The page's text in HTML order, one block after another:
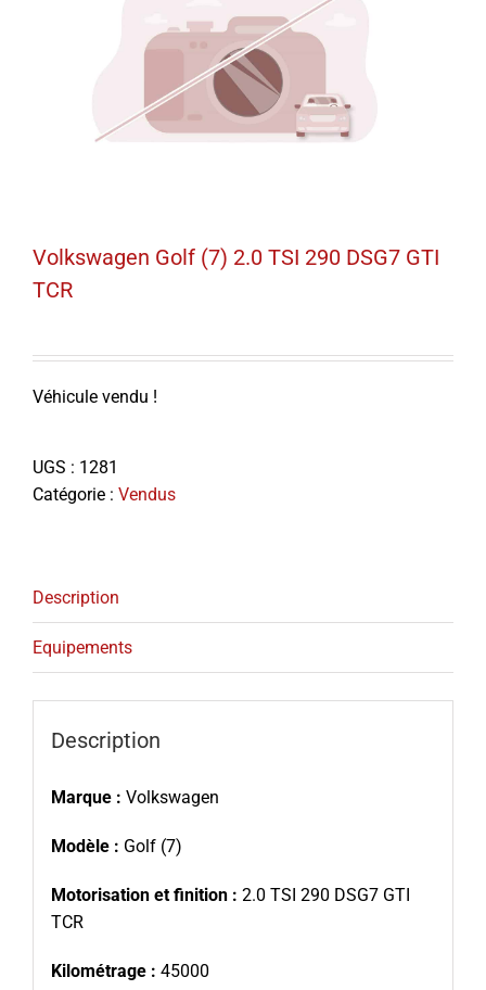
Volkswagen Golf (7) 2.0 TSI 290 DSG7 GTI
TCR
Véhicule vendu !
UGS : 1281
Catégorie : Vendus
Description
Equipements
Description
Marque : Volkswagen
Modèle : Golf (7)
Motorisation et finition : 2.0 TSI 290 DSG7 GTI
TCR
Kilométrage : 45000